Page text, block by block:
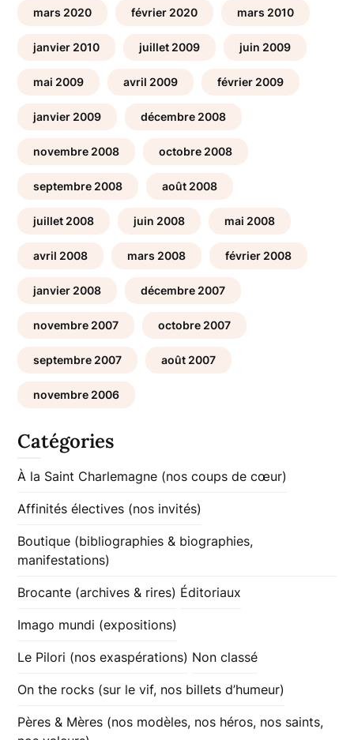
mars 2020 février 2020 mars 2010
janvier 2010 juillet 2009 juin 2009
mai 2009 avril 2009 février 2009
janvier 2009 décembre 2008
novembre 2008 octobre 2008
septembre 2008 août 2008
juillet 2008 juin 2008 mai 2008
avril 2008 mars 2008 février 2008
janvier 2008 décembre 2007
novembre 2007 octobre 2007
septembre 2007 août 2007
novembre 2006
Catégories
À la Saint Charlemagne (nos coups de cœur)
Affinités électives (nos invités)
Boutique (bibliographies & biographies,
manifestations)
Brocante (archives & rires) Éditoriaux
Imago mundi (expositions)
Le Pilori (nos exaspérations) Non classé
On the rocks (sur le vif, nos billets d’humeur)
Pères & Mères (nos modèles, nos héros, nos saints,